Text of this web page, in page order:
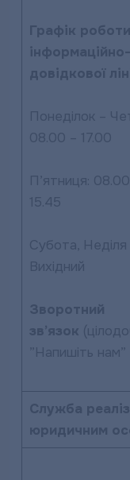
Графік роботи
інформаційно-
довідкової
Понеділок –
08.00 – 17.00
П’ятниця:
15.45
Субота,
Вихідний
Зворотний
зв’язок
”Напишіть нам”
Служба
юридичним